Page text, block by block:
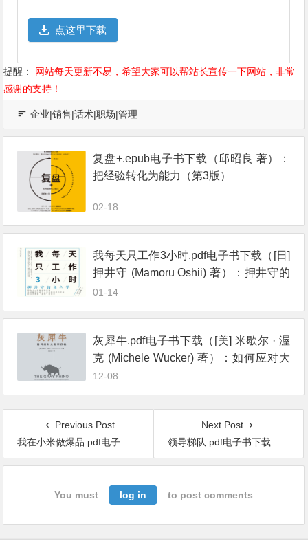
点这里下载
提醒：
网站每天更新不易，希望大家可以帮站长宣传一下网站，非常
感谢的支持！
企业|销售|话术|职场|管理
复盘+.epub电子书下载（邱昭良 著）：
把经验转化为能力（第3版）
02-18
我每天只工作3小时.pdf电子书下载（[日]
押井守 (Mamoru Oshii) 著）：押井守的
角色学
01-14
灰犀牛.pdf电子书下载（[美] 米歇尔 · 渥
克 (Michele Wucker) 著）：如何应对大
概率危机
12-08
Previous Post
我在小米做爆品.pdf电子书下载（高雄勇 著）：让用户觉得聪明的产品才是好产品
Next Post
领导梯队.pdf电子书下载（拉姆·查兰 (Ram Charan) 著）:全面打造领导力驱动型公司（原书第2版）
You must log in to post comments